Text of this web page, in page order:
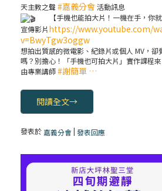
天主教之聲#嘉義分會活動訊息
【手機也能拍大片！一機在手，你就
宣傳影片https://www.youtube.com/
v=BwyTgw3oggw
想拍出質感的微電影、紀錄片或個人 MV，
嗎？別擔心！「手機也可拍大片」實作課程來
由專業講師#謝簡單 …
閱讀全文→
發表於 嘉義分會 |發表回應